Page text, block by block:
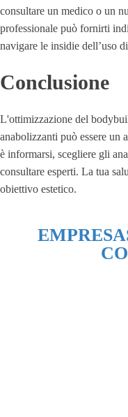
consultare un medico o un
professionale può fornirti
navigare le insidie dell’uso
Conclusione
L'ottimizzazione del
anabolizzanti può essere un
è informarsi, scegliere gli
consultare esperti. La tua
obiettivo estetico.